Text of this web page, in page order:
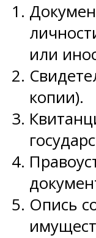
или
копии).
Опись